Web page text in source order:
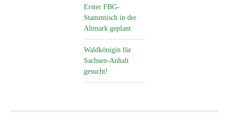
Erster FBG-
Stammtisch in der
Altmark geplant
Waldkönigin für
Sachsen-Anhalt
gesucht!